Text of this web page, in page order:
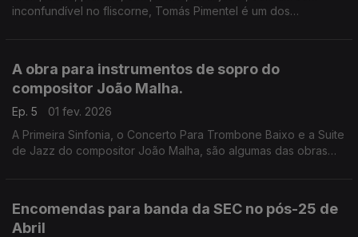
inconfundível no fliscorne, Tomás Pimentel é um dos
A obra para instrumentos de sopro do
compositor João Malha.
Ep. 5
01 fev. 2026
A Primeira Sinfonia, o Concerto Para Trombone Baixo e a Suite
de Jazz do compositor João Malha, são algumas das obras
Encomendas para banda da SEC no pós-25 de
Abril